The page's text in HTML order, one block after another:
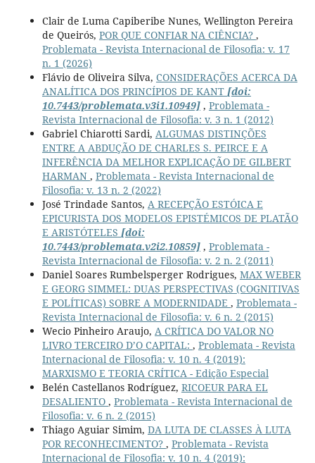
Clair de Luma Capiberibe Nunes, Wellington Pereira
de Queirós, POR QUE CONFIAR NA CIÊNCIA? ,
Problemata - Revista Internacional de Filosofia: v. 17
n. 1 (2026)
Flávio de Oliveira Silva, CONSIDERAÇÕES ACERCA DA
ANALÍTICA DOS PRINCÍPIOS DE KANT [doi:
10.7443/problemata.v3i1.10949], Problemata -
Revista Internacional de Filosofia: v. 3 n. 1 (2012)
Gabriel Chiarotti Sardi, ALGUMAS DISTINÇÕES
ENTRE A ABDUÇÃO DE CHARLES S. PEIRCE E A
INFERÊNCIA DA MELHOR EXPLICAÇÃO DE GILBERT
HARMAN , Problemata - Revista Internacional de
Filosofia: v. 13 n. 2 (2022)
José Trindade Santos, A RECEPÇÃO ESTÓICA E
EPICURISTA DOS MODELOS EPISTÉMICOS DE PLATÃO
E ARISTÓTELES [doi:
10.7443/problemata.v2i2.10859], Problemata -
Revista Internacional de Filosofia: v. 2 n. 2 (2011)
Daniel Soares Rumbelsperger Rodrigues, MAX WEBER
E GEORG SIMMEL: DUAS PERSPECTIVAS (COGNITIVAS
E POLÍTICAS) SOBRE A MODERNIDADE , Problemata -
Revista Internacional de Filosofia: v. 6 n. 2 (2015)
Wecio Pinheiro Araujo, A CRÍTICA DO VALOR NO
LIVRO TERCEIRO D’O CAPITAL: , Problemata - Revista
Internacional de Filosofia: v. 10 n. 4 (2019):
MARXISMO E TEORIA CRÍTICA - Edição Especial
Belén Castellanos Rodríguez, RICOEUR PARA EL
DESALIENTO , Problemata - Revista Internacional de
Filosofia: v. 6 n. 2 (2015)
Thiago Aguiar Simim, DA LUTA DE CLASSES À LUTA
POR RECONHECIMENTO? , Problemata - Revista
Internacional de Filosofia: v. 10 n. 4 (2019):